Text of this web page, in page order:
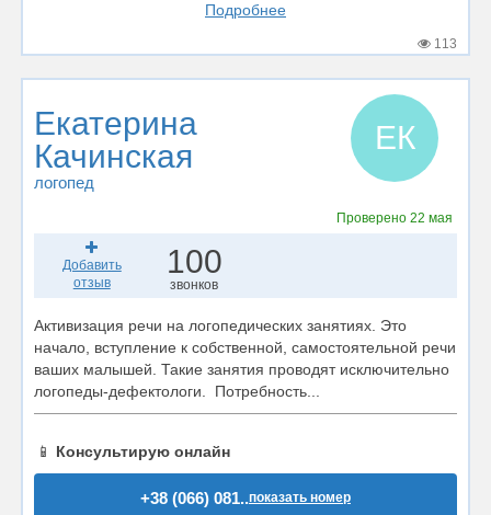
Подробнее
113
Екатерина
Качинская
логопед
ЕК
Проверено22 мая
Добавить
отзыв
100
звонков
Активизация речи на логопедических занятиях. Это
начало, вступление к собственной, самостоятельной речи
ваших малышей. Такие занятия проводят исключительно
логопеды-дефектологи. Потребность...
📱 Консультирую онлайн
+38 (066) 081..показать номер